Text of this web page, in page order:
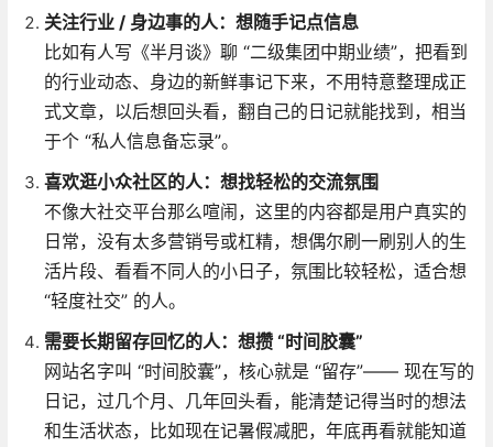
关注行业 / 身边事的人：想随手记点信息
比如有人写《半月谈》聊 “二级集团中期业绩”，把看到
的行业动态、身边的新鲜事记下来，不用特意整理成正
式文章，以后想回头看，翻自己的日记就能找到，相当
于个 “私人信息备忘录”。
喜欢逛小众社区的人：想找轻松的交流氛围
不像大社交平台那么喧闹，这里的内容都是用户真实的
日常，没有太多营销号或杠精，想偶尔刷一刷别人的生
活片段、看看不同人的小日子，氛围比较轻松，适合想
“轻度社交” 的人。
需要长期留存回忆的人：想攒 “时间胶囊”
网站名字叫 “时间胶囊”，核心就是 “留存”—— 现在写的
日记，过几个月、几年回头看，能清楚记得当时的想法
和生活状态，比如现在记暑假减肥，年底再看就能知道